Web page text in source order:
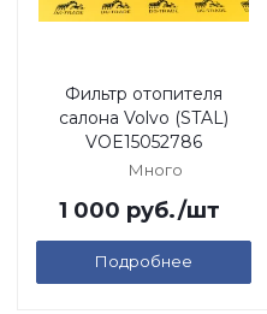
Фильтр отопителя
салона Volvo (STAL)
VOE15052786
Много
1 000 руб./шт
Подробнее